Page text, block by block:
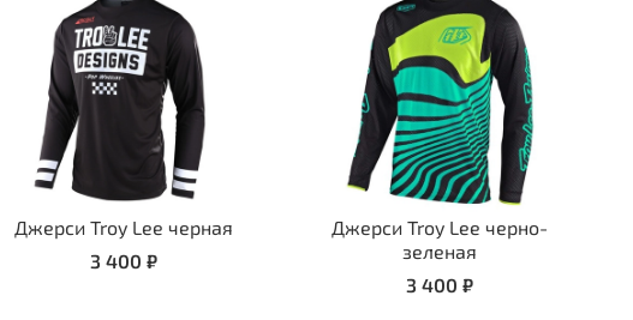
Джерси Troy Lee черная
3 400 ₽
Джерси Troy Lee черно-
зеленая
3 400 ₽